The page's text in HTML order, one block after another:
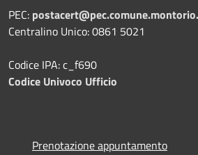
PEC:
Centralino Unico: 0861 5021
Codice IPA: c_f690
Codice Univoco Ufficio
Prenotazione appuntamento